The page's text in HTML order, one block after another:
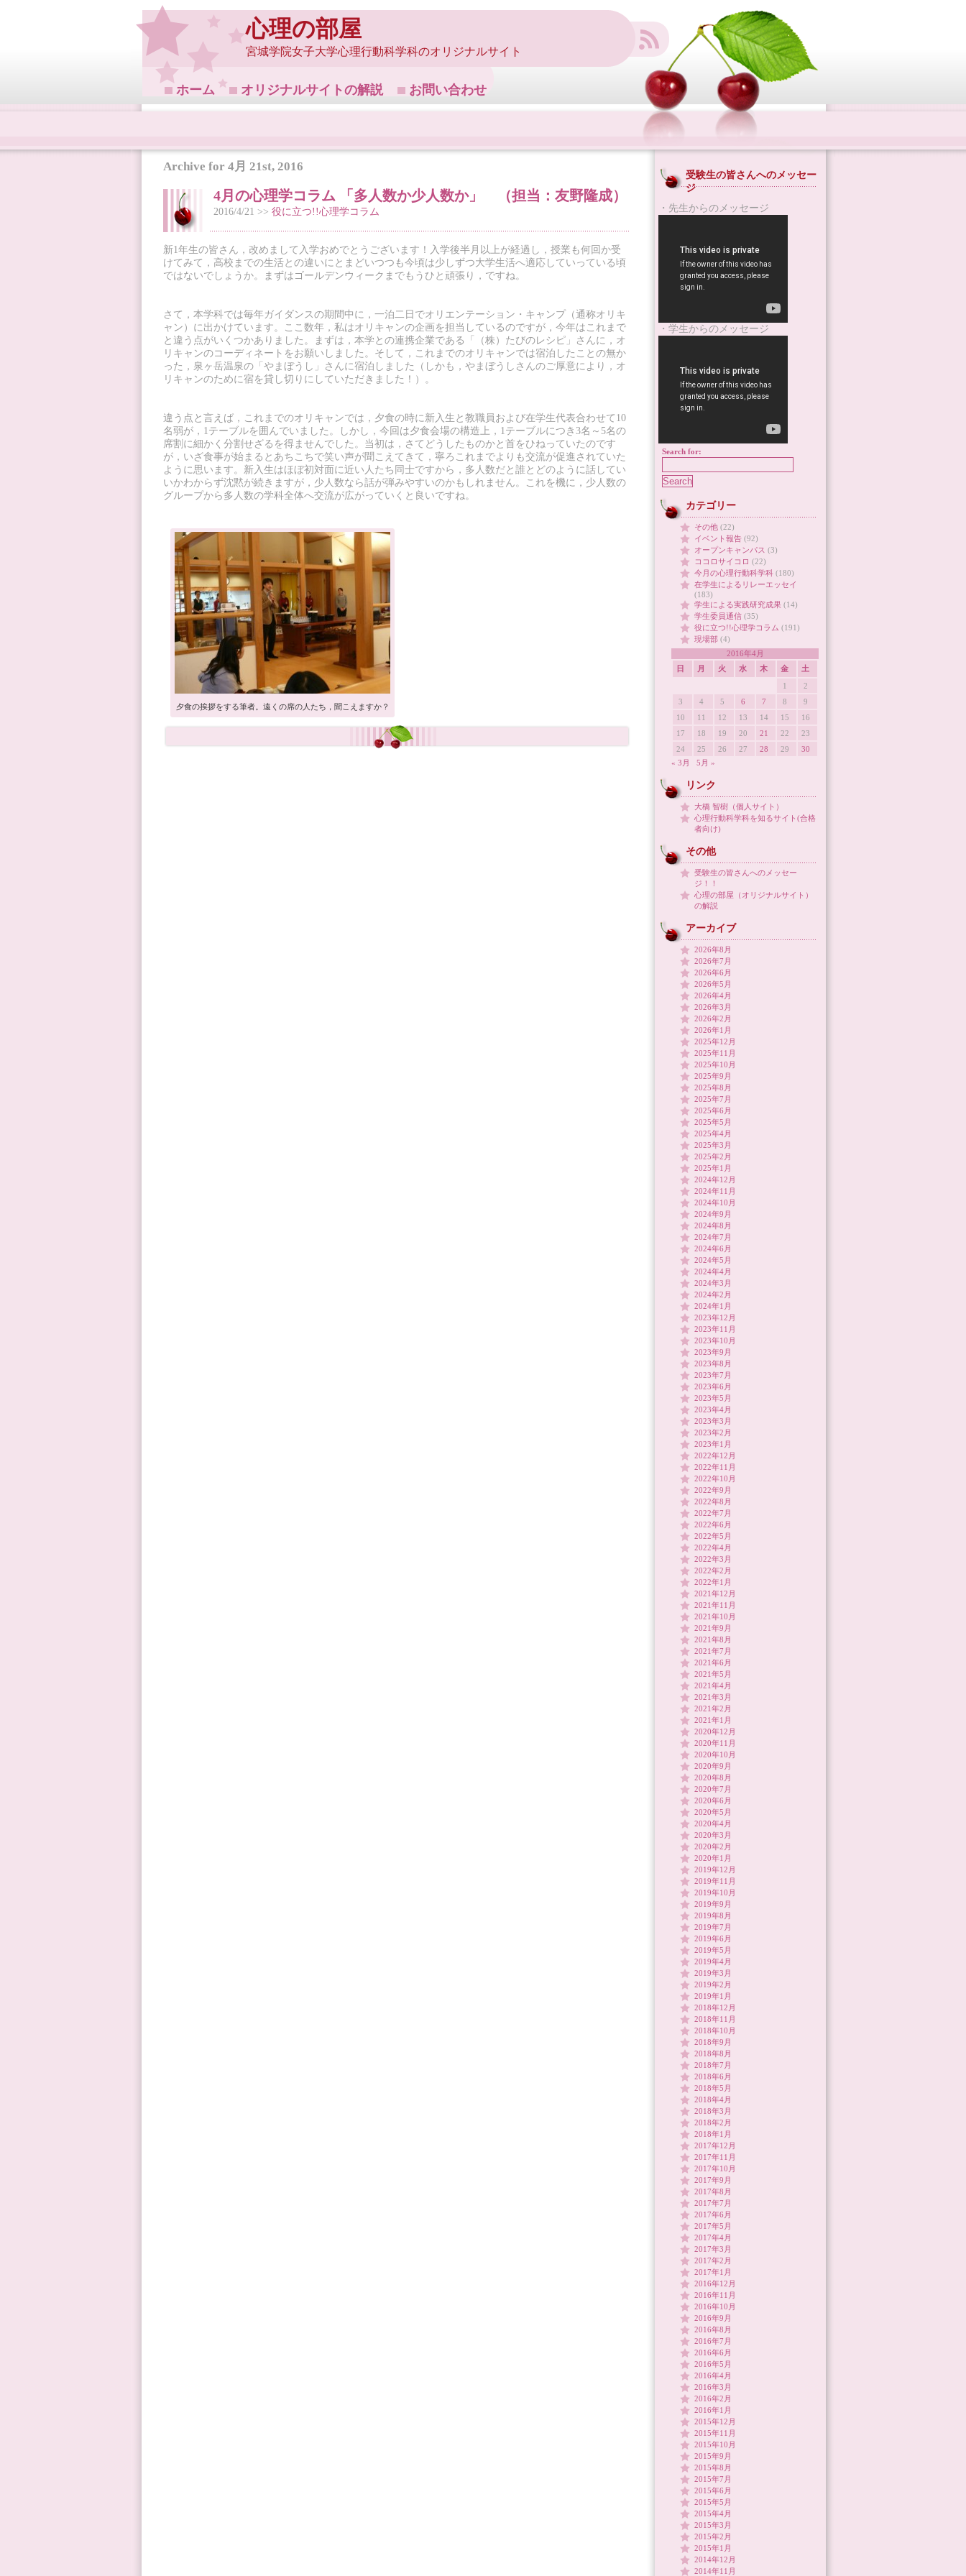
心理の部屋
宮城学院女子大学心理行動科学科のオリジナルサイト
ホーム オリジナルサイトの解説 お問い合わせ
Archive for 4月 21st, 2016
4月の心理学コラム 「多人数か少人数か」 （担当：友野隆成）
2016/4/21 >> 役に立つ!!心理学コラム
新1年生の皆さん，改めまして入学おめでとうございます！入学後半月以上が経過し，授業も何回か受
けてみて，高校までの生活との違いにとまどいつつも今頃は少しずつ大学生活へ適応していっている頃
ではないでしょうか。まずはゴールデンウィークまでもうひと頑張り，ですね。
さて，本学科では毎年ガイダンスの期間中に，一泊二日でオリエンテーション・キャンプ（通称オリキ
ャン）に出かけています。ここ数年，私はオリキャンの企画を担当しているのですが，今年はこれまで
と違う点がいくつかありました。まずは，本学との連携企業である「（株）たびのレシピ」さんに，オ
リキャンのコーディネートをお願いしました。そして，これまでのオリキャンでは宿泊したことの無か
った，泉ヶ岳温泉の「やまぼうし」さんに宿泊しました（しかも，やまぼうしさんのご厚意により，オ
リキャンのために宿を貸し切りにしていただきました！）。
違う点と言えば，これまでのオリキャンでは，夕食の時に新入生と教職員および在学生代表合わせて10
名弱が，1テーブルを囲んでいました。しかし，今回は夕食会場の構造上，1テーブルにつき3名～5名の
席割に細かく分割せざるを得ませんでした。当初は，さてどうしたものかと首をひねっていたのです
が，いざ食事が始まるとあちこちで笑い声が聞こえてきて，寧ろこれまでよりも交流が促進されていた
ように思います。新入生はほぼ初対面に近い人たち同士ですから，多人数だと誰とどのように話してい
いかわからず沈黙が続きますが，少人数なら話が弾みやすいのかもしれません。これを機に，少人数の
グループから多人数の学科全体へ交流が広がっていくと良いですね。
夕食の挨拶をする筆者。遠くの席の人たち，聞こえますか？
受験生の皆さんへのメッセー
ジ
・先生からのメッセージ
・学生からのメッセージ
Search for:
カテゴリー
その他 (22)
イベント報告 (92)
オープンキャンパス (3)
ココロサイコロ (22)
今月の心理行動科学科 (180)
在学生によるリレーエッセイ
(183)
学生による実践研究成果 (14)
学生委員通信 (35)
役に立つ!!心理学コラム (191)
現場部 (4)
2016年4月
日
月 火 水 木 金
土
1
2
3
4 5 6 7 8
9
10
11 12 13 14 15
16
17
18 19 20 21 22
23
24
25 26 27 28 29
30
« 3月
5月 »
リンク
大橋 智樹（個人サイト）
心理行動科学科を知るサイト(合格
者向け)
その他
受験生の皆さんへのメッセー
ジ！！
心理の部屋（オリジナルサイト）
の解説
アーカイブ
2026年8月
2026年7月
2026年6月
2026年5月
2026年4月
2026年3月
2026年2月
2026年1月
2025年12月
2025年11月
2025年10月
2025年9月
2025年8月
2025年7月
2025年6月
2025年5月
2025年4月
2025年3月
2025年2月
2025年1月
2024年12月
2024年11月
2024年10月
2024年9月
2024年8月
2024年7月
2024年6月
2024年5月
2024年4月
2024年3月
2024年2月
2024年1月
2023年12月
2023年11月
2023年10月
2023年9月
2023年8月
2023年7月
2023年6月
2023年5月
2023年4月
2023年3月
2023年2月
2023年1月
2022年12月
2022年11月
2022年10月
2022年9月
2022年8月
2022年7月
2022年6月
2022年5月
2022年4月
2022年3月
2022年2月
2022年1月
2021年12月
2021年11月
2021年10月
2021年9月
2021年8月
2021年7月
2021年6月
2021年5月
2021年4月
2021年3月
2021年2月
2021年1月
2020年12月
2020年11月
2020年10月
2020年9月
2020年8月
2020年7月
2020年6月
2020年5月
2020年4月
2020年3月
2020年2月
2020年1月
2019年12月
2019年11月
2019年10月
2019年9月
2019年8月
2019年7月
2019年6月
2019年5月
2019年4月
2019年3月
2019年2月
2019年1月
2018年12月
2018年11月
2018年10月
2018年9月
2018年8月
2018年7月
2018年6月
2018年5月
2018年4月
2018年3月
2018年2月
2018年1月
2017年12月
2017年11月
2017年10月
2017年9月
2017年8月
2017年7月
2017年6月
2017年5月
2017年4月
2017年3月
2017年2月
2017年1月
2016年12月
2016年11月
2016年10月
2016年9月
2016年8月
2016年7月
2016年6月
2016年5月
2016年4月
2016年3月
2016年2月
2016年1月
2015年12月
2015年11月
2015年10月
2015年9月
2015年8月
2015年7月
2015年6月
2015年5月
2015年4月
2015年3月
2015年2月
2015年1月
2014年12月
2014年11月